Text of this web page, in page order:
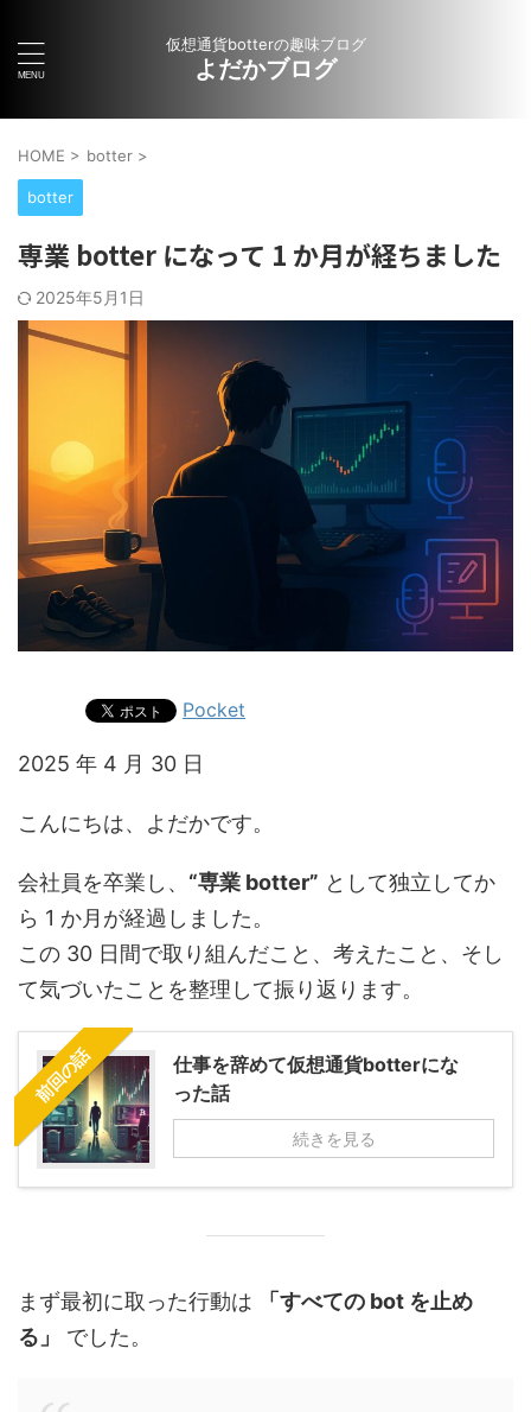
仮想通貨botterの趣味ブログ
よだかブログ
HOME > botter >
botter
専業 botter になって 1 か月が経ちました
2025年5月1日
Pocket
2025 年 4 月 30 日
こんにちは、よだかです。
会社員を卒業し、 “専業 botter” として独立してか
ら 1 か月が経過しました。
この 30 日間で取り組んだこと、考えたこと、そし
て気づいたことを整理して振り返ります。
前回の話
仕事を辞めて仮想通貨botterにな
った話
続きを見る
まず最初に取った行動は
「すべての bot を止め
る」
でした。